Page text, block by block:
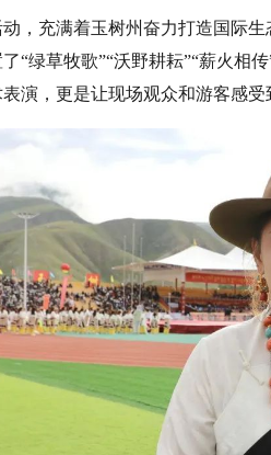
充满着玉树州奋力打造国际生
“绿草牧歌”“沃野耕耘”“薪火相
演，更是让现场观众和游客感